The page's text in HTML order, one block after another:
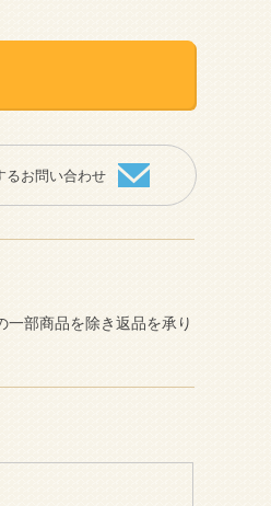
るお問い合わせ
部商品を除き返品を承り